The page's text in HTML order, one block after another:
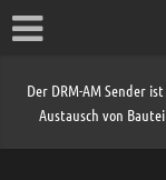
Der DRM-AM Sender
Austausch von